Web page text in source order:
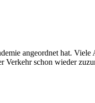
angeordnet hat. Viele
schon wieder